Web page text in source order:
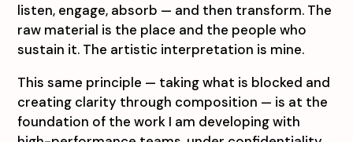
listen, engage, absorb — and then transform. The
raw material is the place and the people who
sustain it. The artistic interpretation is mine.
This same principle — taking what is blocked and
creating clarity through composition — is at the
foundation of the work I am developing with